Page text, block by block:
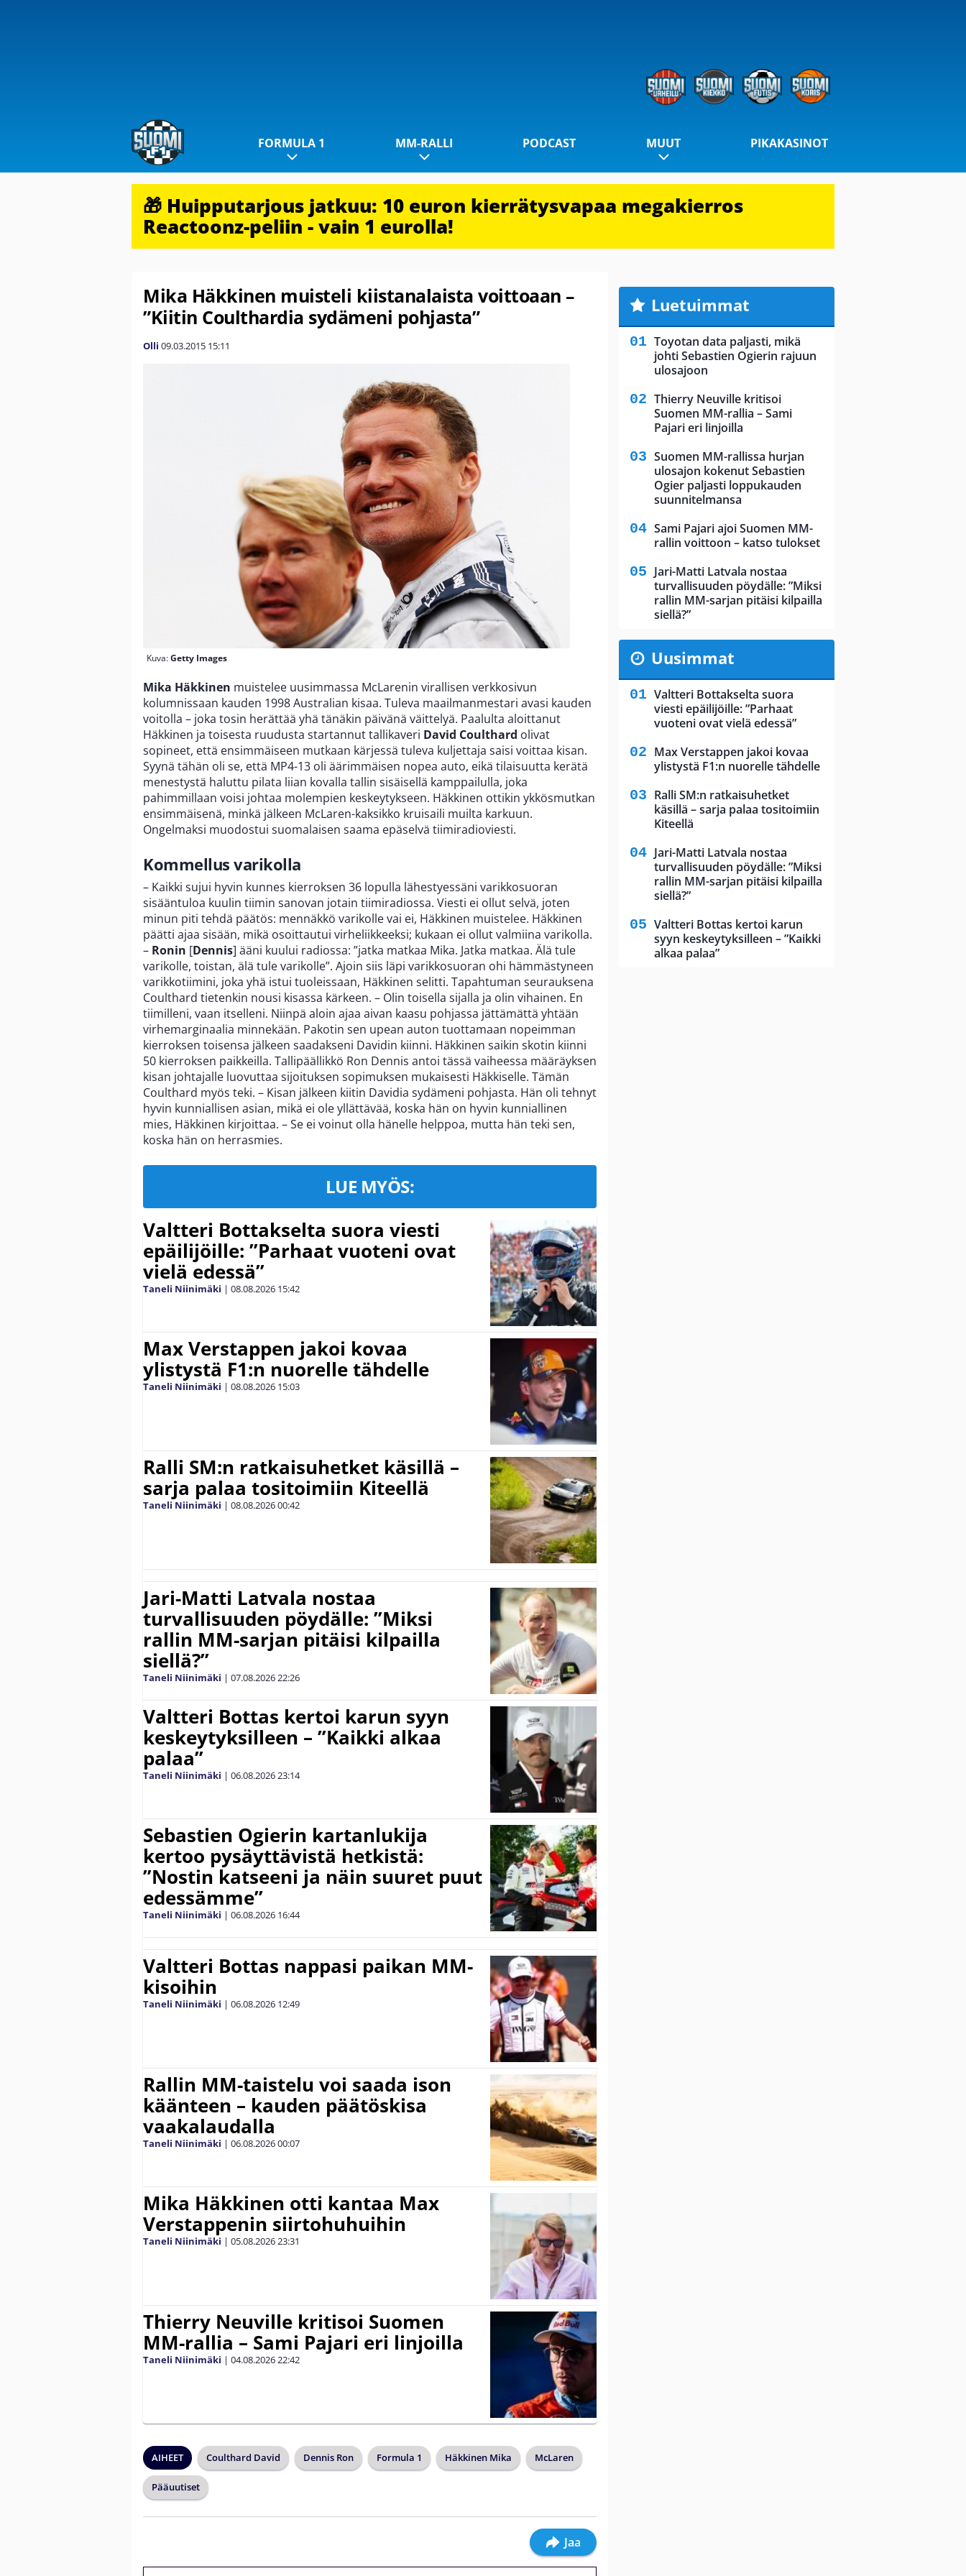
FORMULA 1 MM-RALLI PODCAST MUUT PIKAKASINOT
🎁 Huipputarjous jatkuu: 10 euron kierrätysvapaa megakierros
Reactoonz-peliin - vain 1 eurolla!
Mika Häkkinen muisteli kiistanalaista voittoaan –
”Kiitin Coulthardia sydämeni pohjasta”
Olli 09.03.2015 15:11
Kuva:Getty Images
Mika Häkkinen muistelee uusimmassa McLarenin virallisen verkkosivun
kolumnissaan kauden 1998 Australian kisaa. Tuleva maailmanmestari avasi kauden
voitolla – joka tosin herättää yhä tänäkin päivänä väittelyä. Paalulta aloittanut
Häkkinen ja toisesta ruudusta startannut tallikaveri David Coulthard olivat
sopineet, että ensimmäiseen mutkaan kärjessä tuleva kuljettaja saisi voittaa kisan.
Syynä tähän oli se, että MP4-13 oli äärimmäisen nopea auto, eikä tilaisuutta kerätä
menestystä haluttu pilata liian kovalla tallin sisäisellä kamppailulla, joka
pahimmillaan voisi johtaa molempien keskeytykseen. Häkkinen ottikin ykkösmutkan
ensimmäisenä, minkä jälkeen McLaren-kaksikko kruisaili muilta karkuun.
Ongelmaksi muodostui suomalaisen saama epäselvä tiimiradioviesti.
Kommellus varikolla
– Kaikki sujui hyvin kunnes kierroksen 36 lopulla lähestyessäni varikkosuoran
sisääntuloa kuulin tiimin sanovan jotain tiimiradiossa. Viesti ei ollut selvä, joten
minun piti tehdä päätös: mennäkkö varikolle vai ei, Häkkinen muistelee. Häkkinen
päätti ajaa sisään, mikä osoittautui virheliikkeeksi; kukaan ei ollut valmiina varikolla.
– Ronin [Dennis] ääni kuului radiossa: ”jatka matkaa Mika. Jatka matkaa. Älä tule
varikolle, toistan, älä tule varikolle”. Ajoin siis läpi varikkosuoran ohi hämmästyneen
varikkotiimini, joka yhä istui tuoleissaan, Häkkinen selitti. Tapahtuman seurauksena
Coulthard tietenkin nousi kisassa kärkeen. – Olin toisella sijalla ja olin vihainen. En
tiimilleni, vaan itselleni. Niinpä aloin ajaa aivan kaasu pohjassa jättämättä yhtään
virhemarginaalia minnekään. Pakotin sen upean auton tuottamaan nopeimman
kierroksen toisensa jälkeen saadakseni Davidin kiinni. Häkkinen saikin skotin kiinni
50 kierroksen paikkeilla. Tallipäällikkö Ron Dennis antoi tässä vaiheessa määräyksen
kisan johtajalle luovuttaa sijoituksen sopimuksen mukaisesti Häkkiselle. Tämän
Coulthard myös teki. – Kisan jälkeen kiitin Davidia sydämeni pohjasta. Hän oli tehnyt
hyvin kunniallisen asian, mikä ei ole yllättävää, koska hän on hyvin kunniallinen
mies, Häkkinen kirjoittaa. – Se ei voinut olla hänelle helppoa, mutta hän teki sen,
koska hän on herrasmies.
LUE MYÖS:
Valtteri Bottakselta suora viesti
epäilijöille: ”Parhaat vuoteni ovat
vielä edessä”
Taneli Niinimäki | 08.08.2026 15:42
Max Verstappen jakoi kovaa
ylistystä F1:n nuorelle tähdelle
Taneli Niinimäki | 08.08.2026 15:03
Ralli SM:n ratkaisuhetket käsillä –
sarja palaa tositoimiin Kiteellä
Taneli Niinimäki | 08.08.202600:42
Jari-Matti Latvala nostaa
turvallisuuden pöydälle: ”Miksi
rallin MM-sarjan pitäisi kilpailla
siellä?”
Taneli Niinimäki | 07.08.202622:26
Valtteri Bottas kertoi karun syyn
keskeytyksilleen – ”Kaikki alkaa
palaa”
Taneli Niinimäki | 06.08.202623:14
Sebastien Ogierin kartanlukija
kertoo pysäyttävistä hetkistä:
”Nostin katseeni ja näin suuret puut
edessämme”
Taneli Niinimäki | 06.08.2026 16:44
Valtteri Bottas nappasi paikan MM-
kisoihin
Taneli Niinimäki | 06.08.2026 12:49
Rallin MM-taistelu voi saada ison
käänteen – kauden päätöskisa
vaakalaudalla
Taneli Niinimäki | 06.08.202600:07
Mika Häkkinen otti kantaa Max
Verstappenin siirtohuhuihin
Taneli Niinimäki | 05.08.202623:31
Thierry Neuville kritisoi Suomen
MM-rallia – Sami Pajari eri linjoilla
Taneli Niinimäki | 04.08.202622:42
AIHEET Coulthard David Dennis Ron Formula 1 Häkkinen Mika McLaren
Pääuutiset
Jaa
Luetuimmat
Toyotan data paljasti, mikä
johti Sebastien Ogierin rajuun
ulosajoon
Thierry Neuville kritisoi
Suomen MM-rallia – Sami
Pajari eri linjoilla
Suomen MM-rallissa hurjan
ulosajon kokenut Sebastien
Ogier paljasti loppukauden
suunnitelmansa
Sami Pajari ajoi Suomen MM-
rallin voittoon – katso tulokset
Jari-Matti Latvala nostaa
turvallisuuden pöydälle: ”Miksi
rallin MM-sarjan pitäisi kilpailla
siellä?”
Uusimmat
Valtteri Bottakselta suora
viesti epäilijöille: ”Parhaat
vuoteni ovat vielä edessä”
Max Verstappen jakoi kovaa
ylistystä F1:n nuorelle tähdelle
Ralli SM:n ratkaisuhetket
käsillä – sarja palaa tositoimiin
Kiteellä
Jari-Matti Latvala nostaa
turvallisuuden pöydälle: ”Miksi
rallin MM-sarjan pitäisi kilpailla
siellä?”
Valtteri Bottas kertoi karun
syyn keskeytyksilleen – ”Kaikki
alkaa palaa”